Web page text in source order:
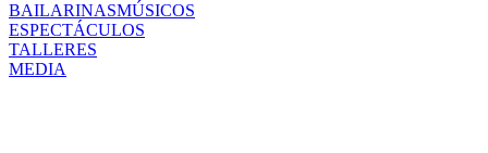
BAILARINASMÚSICOS
ESPECTÁCULOS
TALLERES
MEDIA